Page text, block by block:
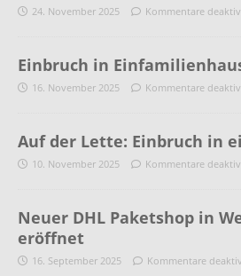
24. November 2025 Kommentare
Einbruch in
16. November 2025 Kommentare
Auf der Lette: Einbruch in
10. November 2025 Kommentare
Neuer DHL Paketshop in
eröffnet
16. September 2025 Kommentare